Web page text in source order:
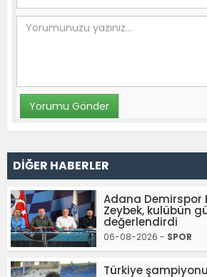
DİĞER HABERLER
Adana Demirspor
Zeybek, kulübün
değerlendirdi
06-08-2026 - SPOR
Türkiye